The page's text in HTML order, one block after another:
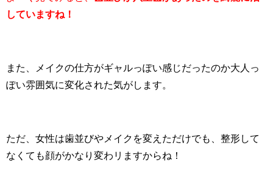
していますね！
また、メイクの仕方がギャルっぽい感じだったのか大人っ
ぽい雰囲気に変化された気がします。
ただ、女性は歯並びやメイクを変えただけでも、整形して
なくても顔がかなり変わリますからね！